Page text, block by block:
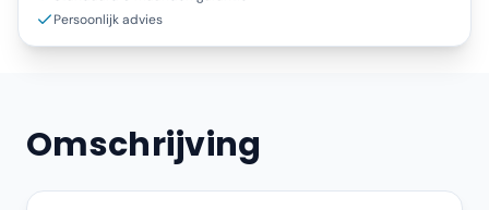
Persoonlijk advies
Omschrijving